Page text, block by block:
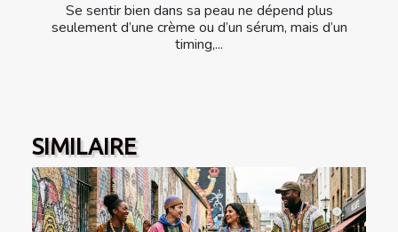
Se sentir bien dans sa peau ne dépend plus
seulement d’une crème ou d’un sérum, mais d’un
timing,...
SIMILAIRE